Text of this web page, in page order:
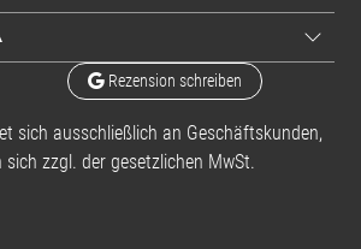
Rezension schreiben
sich ausschließlich an Geschäftskunden,
sich zzgl. der gesetzlichen MwSt.